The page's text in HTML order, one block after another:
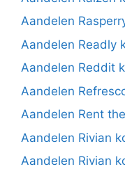
Aandelen
Aandelen Readly
Aandelen Reddit
Aandelen
Aandelen Rent
Aandelen Rivian
Aandelen Rivian